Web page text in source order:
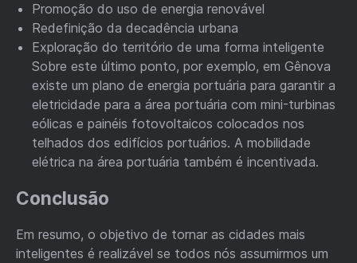
Promoção do uso de energia renovável
Redefinição da decadência urbana
Exploração do território de uma forma inteligente
Sobre este último ponto, por exemplo, em Gênova
existe um plano de energia portuária para garantir a
eletricidade para a área portuária com mini-turbinas
eólicas e painéis fotovoltaicos colocados nos
telhados dos edifícios portuários. A mobilidade
elétrica na área portuária também é incentivada.
Conclusão
Em resumo, o objetivo de tornar as cidades mais
inteligentes é realizável se todos nós assumirmos um